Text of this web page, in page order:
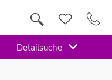
Detailsuche